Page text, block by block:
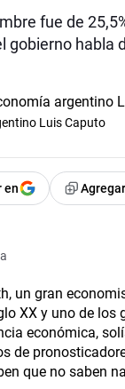
fue de
gobierno habla
Luis Caputo
en
un gran
XX y uno de los
económica,
de
que no saben